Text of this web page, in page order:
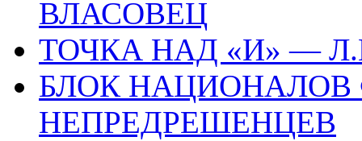
ВЛАСОВЕЦ
ТОЧКА НАД «И» —
БЛОК НАЦИОНАЛОВ
НЕПРЕДРЕШЕНЦЕВ